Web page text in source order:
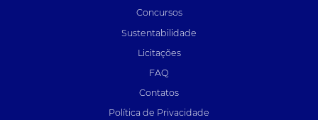
Concursos
Sustentabilidade
Licitações
FAQ
Contatos
Política de Privacidade